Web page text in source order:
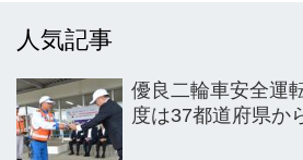
人気記事
優良二輪車安全運
度は37都道府県か